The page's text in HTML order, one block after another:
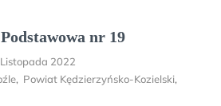
nr 19
2022
, Powiat Kędzierzyńsko-Kozielski,